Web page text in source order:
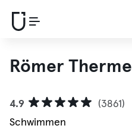
Römer Therme
4.9
(3861)
Schwimmen